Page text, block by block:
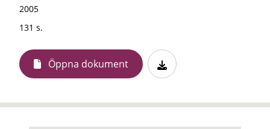
2005
131 s.
Öppna dokument